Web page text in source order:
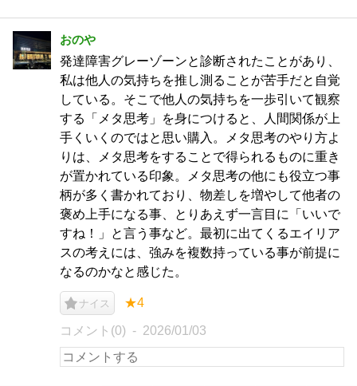
おのや
発達障害グレーゾーンと診断されたことがあり、
私は他人の気持ちを推し測ることが苦手だと自覚
している。そこで他人の気持ちを一歩引いて観察
する「メタ思考」を身につけると、人間関係が上
手くいくのではと思い購入。メタ思考のやり方よ
りは、メタ思考をすることで得られるものに重き
が置かれている印象。メタ思考の他にも役立つ事
柄が多く書かれており、物差しを増やして他者の
褒め上手になる事、とりあえず一言目に「いいで
すね！」と言う事など。最初に出てくるエイリア
スの考えには、強みを複数持っている事が前提に
なるのかなと感じた。
ナイス ★4
コメント(0) 2026/01/03